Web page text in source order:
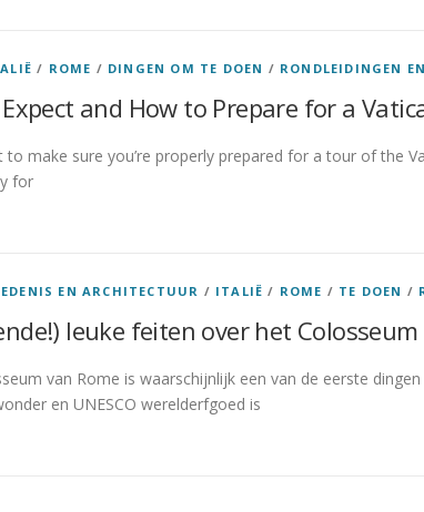
/ ROME / DINGEN OM TE DOEN / RONDLEIDINGEN
and How to Prepare for a
to make sure you’re properly prepared for a tour of the
for
EN ARCHITECTUUR / ITALIË / ROME / TE DOEN /
leuke feiten over het Colosseum
van Rome is waarschijnlijk een van de eerste
en UNESCO werelderfgoed is